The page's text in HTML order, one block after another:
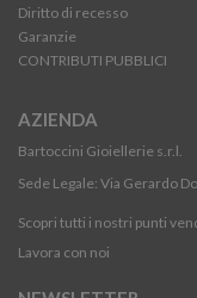
Diritto di recesso
Garanzie
CONTRIBUTI PUBBLICI
AZIENDA
Bartoccini Gioiellerie s.r.l.
Sede Legale: Via Gerardo
Scopri tutti i nostri punti
Lavora con noi